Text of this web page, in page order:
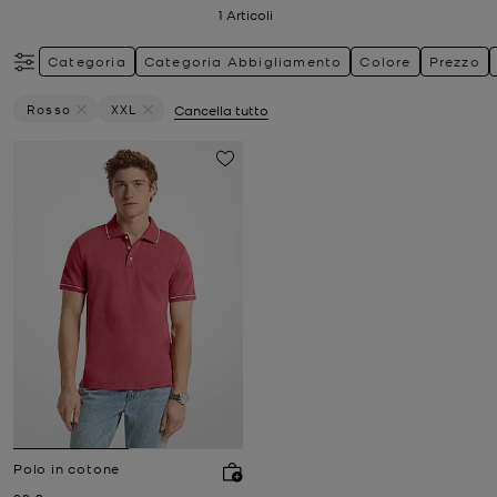
1 Articoli
Categoria Categoria Abbigliamento Colore Prezzo
Rosso
XXL
Cancella tutto
Polo in cotone